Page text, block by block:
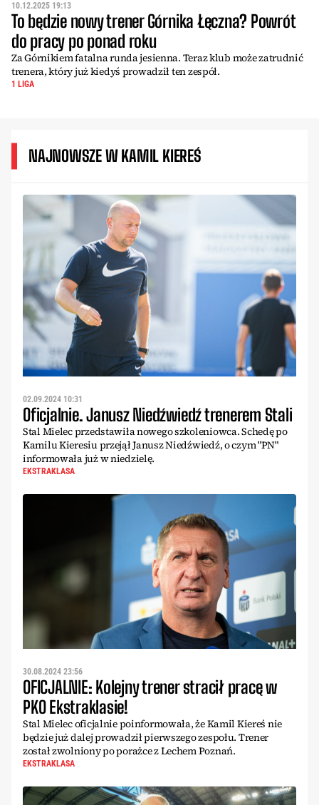
10.12.2025 19:13
To będzie nowy trener Górnika Łęczna? Powrót
do pracy po ponad roku
Za Górnikiem fatalna runda jesienna. Teraz klub może zatrudnić
trenera, który już kiedyś prowadził ten zespół.
1 LIGA
NAJNOWSZE W KAMIL KIEREŚ
02.09.2024 10:31
Oficjalnie. Janusz Niedźwiedź trenerem Stali
Stal Mielec przedstawiła nowego szkoleniowca. Schedę po
Kamilu Kieresiu przejął Janusz Niedźwiedź, o czym "PN"
informowała już w niedzielę.
EKSTRAKLASA
30.08.2024 23:56
OFICJALNIE: Kolejny trener stracił pracę w
PKO Ekstraklasie!
Stal Mielec oficjalnie poinformowała, że Kamil Kiereś nie
będzie już dalej prowadził pierwszego zespołu. Trener
został zwolniony po porażce z Lechem Poznań.
EKSTRAKLASA